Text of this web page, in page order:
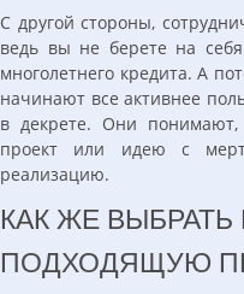
С другой стороны,
ведь вы не берете на
многолетнего кредита. А
начинают все активнее
в декрете. Они понимают,
проект или идею с
реализацию.
КАК ЖЕ
ПОДХОДЯЩУЮ